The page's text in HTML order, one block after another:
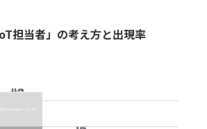
担当者」の考え方と出現率